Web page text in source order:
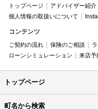
トップページ アドバイザー紹介
個人情報の取扱いについて
コンテンツ
ご契約の流れ 保険のご相談
ローンシミュレーション
来店予
トップページ
町名から検索